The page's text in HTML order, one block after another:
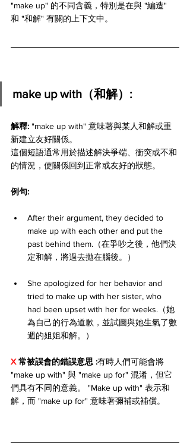
"make up" 的不同含義，特別是在與 "編造"
和 "和解" 有關的上下文中。
make up with（和解）:
解釋: "make up with" 意味著與某人和解或重
新建立友好關係。
這個短語通常用於描述解決爭端、衝突或不和
的情況，使關係回到正常或友好的狀態。
例句:
After their argument, they decided to
make up with each other and put the
past behind them.（在爭吵之後，他們決
定和解，將過去拋在腦後。）
She apologized for her behavior and
tried to make up with her sister, who
had been upset with her for weeks.（她
為自己的行為道歉，並試圖與她生氣了數
週的姐姐和解。）
X 常被誤會的錯誤意思 :有時人們可能會將
"make up with" 與 "make up for" 混淆，但它
們具有不同的意義。 "Make up with" 表示和
解，而 "make up for" 意味著彌補或補償。